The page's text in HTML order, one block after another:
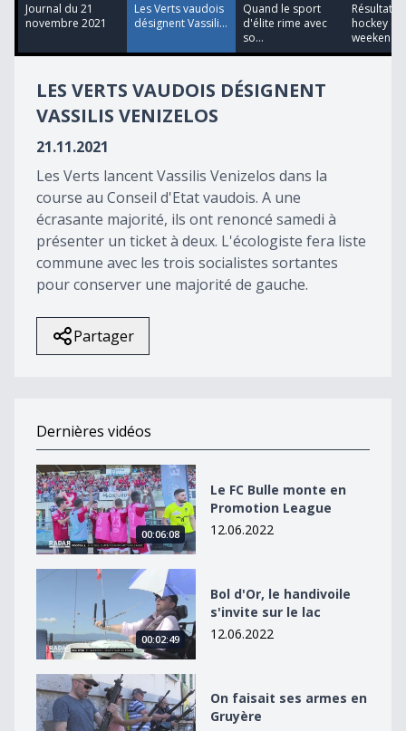
28
seconds
Journal du 21
novembre 2021
Les Verts vaudois
désignent Vassili...
Quand le sport
d'élite rime avec
so...
Résultats
hockey du
weekend
LES VERTS VAUDOIS DÉSIGNENT
VASSILIS VENIZELOS
21.11.2021
Les Verts lancent Vassilis Venizelos dans la
course au Conseil d'Etat vaudois. A une
écrasante majorité, ils ont renoncé samedi à
présenter un ticket à deux. L'écologiste fera liste
commune avec les trois socialistes sortantes
pour conserver une majorité de gauche.
Partager
Dernières vidéos
Le FC Bulle monte en Promotion League
00:06:08
Le FC Bulle monte en
Promotion League
12.06.2022
Bol d&#039;Or, le handivoile s&#039;invite sur le lac
00:02:49
Bol d'Or, le handivoile
s'invite sur le lac
12.06.2022
On faisait ses armes en Gruyère
On faisait ses armes en
Gruyère